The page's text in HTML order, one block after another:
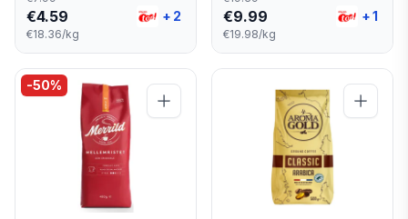
€4.59
€18.36/kg
+ 2 €9.99
€19.98/kg
+1
-50%